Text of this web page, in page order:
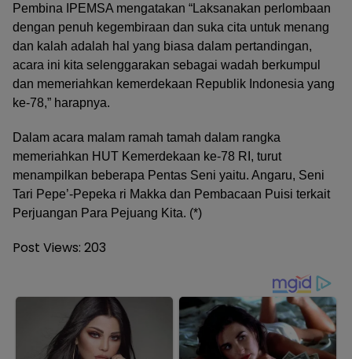
Pembina IPEMSA mengatakan “Laksanakan perlombaan
dengan penuh kegembiraan dan suka cita untuk menang
dan kalah adalah hal yang biasa dalam pertandingan,
acara ini kita selenggarakan sebagai wadah berkumpul
dan memeriahkan kemerdekaan Republik Indonesia yang
ke-78,” harapnya.
Dalam acara malam ramah tamah dalam rangka
memeriahkan HUT Kemerdekaan ke-78 RI, turut
menampilkan beberapa Pentas Seni yaitu. Angaru, Seni
Tari Pepe’-Pepeka ri Makka dan Pembacaan Puisi terkait
Perjuangan Para Pejuang Kita. (*)
Post Views: 203